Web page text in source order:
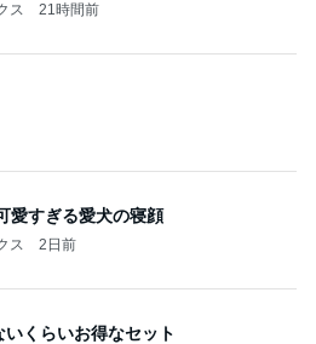
ス 21時間前
愛すぎる愛犬の寝顔
ス 2日前
くらいお得なセット